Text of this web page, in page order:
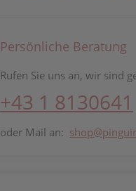
Persönliche Beratung
Rufen Sie uns an, wir sind
+43 1 8130641
oder Mail an: